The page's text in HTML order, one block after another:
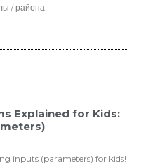
/ района
Explained for Kids:
inputs (parameters) for kids!